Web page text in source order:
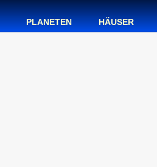
PLANETEN HÄUSER